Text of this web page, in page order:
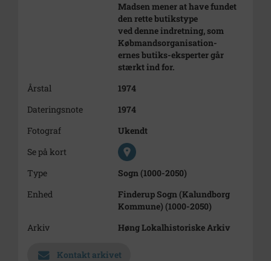
Madsen mener at have fundet
den rette butikstype
ved denne indretning, som
Købmandsorganisation-
ernes butiks-eksperter går
stærkt ind for.
Årstal
1974
Dateringsnote
1974
Fotograf
Ukendt
Se på kort
Type
Sogn (1000-2050)
Enhed
Finderup Sogn (Kalundborg
Kommune) (1000-2050)
Arkiv
Høng Lokalhistoriske Arkiv
Kontakt arkivet